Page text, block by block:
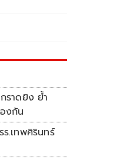
ราดยิง ย้ำ
งกัน
.เทพศิรินทร์